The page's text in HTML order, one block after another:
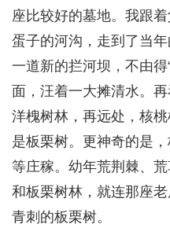
座比较好的墓地。我跟
蛋子的河沟，走到了当
一道新的拦河坝，不由
面，汪着一大摊清水。
洋槐树林，再远处，核
是板栗树。更神奇的是
等庄稼。幼年荒荆棘、
和板栗树林，就连那座
青刺的板栗树。